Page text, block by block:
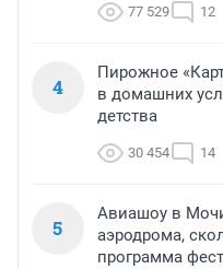
77 529 12
4
Пирожное
в домашних
детства
30 454 14
5
Авиашоу в
аэродрома,
программа